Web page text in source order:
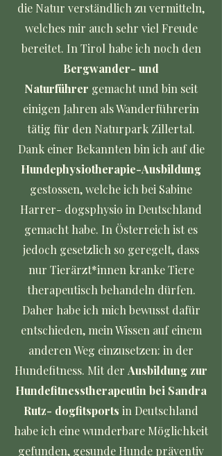
die Natur verständlich zu vermitteln,
welches mir auch sehr viel Freude
bereitet. In Tirol habe ich noch den
Bergwander- und
Naturführer gemacht und bin seit
einigen Jahren als Wanderführerin
tätig für den Naturpark Zillertal.
Dank einer Bekannten bin ich auf die
Hundephysiotherapie-Ausbildung
gestossen, welche ich bei Sabine
Harrer- dogsphysio in Deutschland
gemacht habe. In Österreich ist es
jedoch gesetzlich so geregelt, dass
nur Tierärzt*innen kranke Tiere
therapeutisch behandeln dürfen.
Daher habe ich mich bewusst dafür
entschieden, mein Wissen auf einem
anderen Weg einzusetzen: in der
Hundefitness. Mit der Ausbildung zur
Hundefitnesstherapeutin bei Sandra
Rutz- dogfitsports in Deutschland
habe ich eine wunderbare Möglichkeit
gefunden, gesunde Hunde präventiv